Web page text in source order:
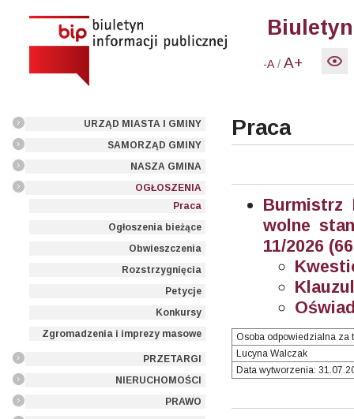
-A /A+
URZĄD MIASTA I GMINY
SAMORZĄD GMINY
NASZA GMINA
OGŁOSZENIA
Praca
Ogłoszenia bieżące
Obwieszczenia
Rozstrzygnięcia
Petycje
Konkursy
Zgromadzenia i imprezy masowe
PRZETARGI
NIERUCHOMOŚCI
PRAWO
Praca
Burmistrz
wolne
11/2026
Osoba odpowiedzialna za
Lucyna Walczak
Data wytworzenia: